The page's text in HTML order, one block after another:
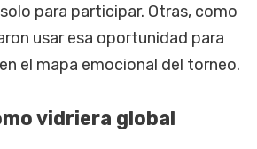
para participar. Otras, como
usar esa oportunidad para
el mapa emocional del torneo.
vidriera global